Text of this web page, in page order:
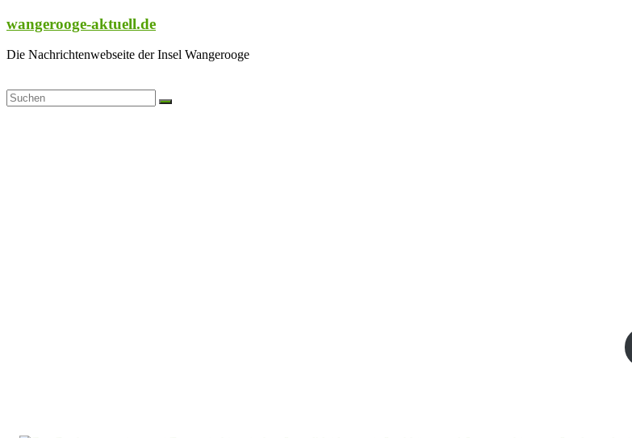
Zum
springen
wangerooge-aktuell.de
Die Nachrichtenwebseite der Insel Wangerooge